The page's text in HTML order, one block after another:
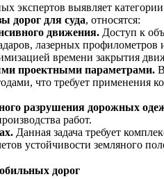
экспертов выявляет
дорог для суда, относятся:
движения. Доступ к
лазерных профилометров
времени закрытия
проектными параметрами.
что требует применения
разрушения дорожных
работ.
Данная задача требует
устойчивости земляного
дорог